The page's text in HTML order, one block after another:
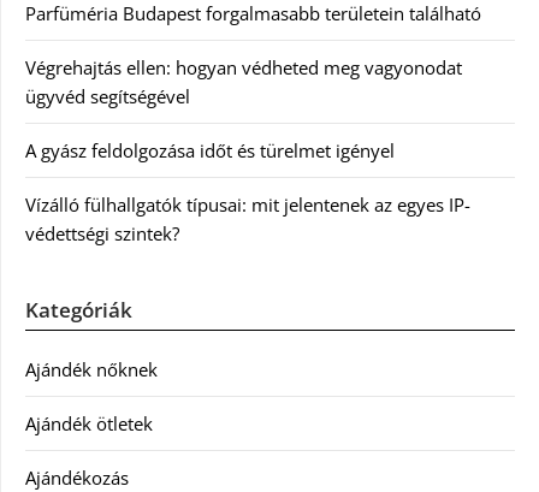
Parfüméria Budapest forgalmasabb területein található
Végrehajtás ellen: hogyan védheted meg vagyonodat
ügyvéd segítségével
A gyász feldolgozása időt és türelmet igényel
Vízálló fülhallgatók típusai: mit jelentenek az egyes IP-
védettségi szintek?
Kategóriák
Ajándék nőknek
Ajándék ötletek
Ajándékozás